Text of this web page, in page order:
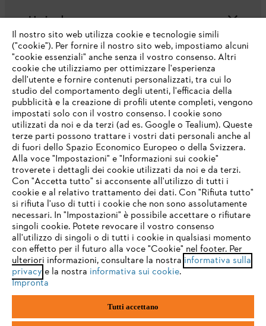
L'azienda
Domande frequenti
Assistenza
Protezione dati Nota legale Cookies
Informazioni legali
STIHL VERTRIEBS AG, 8617 Mönchaltorf
IHR BROWSER WIRD NICHT
UNTERSTÜTZT
Sie nutzen einen Browser, den wir noch nicht unterstützen. Für
eine optimale Nutzung unserer Seite empfehlen wir Ihnen, zu
einem der folgenden Browser zu wechseln:
firefox chrome
safari edge
Il nostro sito web utilizza cookie e tecnologie simili
("cookie"). Per fornire il nostro sito web, impostiamo alcuni
"cookie essenziali" anche senza il vostro consenso. Altri
cookie che utilizziamo per ottimizzare l'esperienza
dell'utente e fornire contenuti personalizzati, tra cui lo
studio del comportamento degli utenti, l'efficacia della
pubblicità e la creazione di profili utente completi, vengono
impostati solo con il vostro consenso. I cookie sono
utilizzati da noi e da terzi (ad es. Google o Tealium). Queste
terze parti possono trattare i vostri dati personali anche al
di fuori dello Spazio Economico Europeo o della Svizzera.
Alla voce "Impostazioni" e "Informazioni sui cookie"
troverete i dettagli dei cookie utilizzati da noi e da terzi.
Con "Accetta tutto" si acconsente all'utilizzo di tutti i
cookie e al relativo trattamento dei dati. Con "Rifiuta tutto"
si rifiuta l'uso di tutti i cookie che non sono assolutamente
necessari. In "Impostazioni" è possibile accettare o rifiutare
singoli cookie. Potete revocare il vostro consenso
all'utilizzo di singoli o di tutti i cookie in qualsiasi momento
con effetto per il futuro alla voce "Cookie" nel footer. Per
ulteriori informazioni, consultare la nostra informativa sulla
privacy e la nostra informativa sui cookie.
Impronta
Tutti accettano